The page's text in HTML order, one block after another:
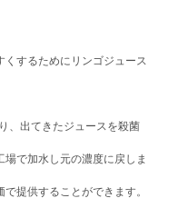
するためにリンゴジュース
、出てきたジュースを殺菌
で加水し元の濃度に戻しま
提供することができます。